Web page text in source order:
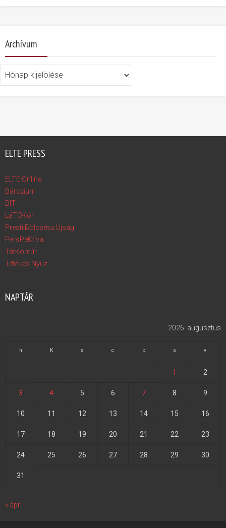
Archívum
Archívum
ELTE PRESS
ELTE Online
Bárczium
BIT
LáTÓKör
Presti Bölcsész Újság
PersPeKtíva
TátKontúr
Tétékás Nyúz
NAPTÁR
2026. augusztus
h K s c p s v
1 2
3 4 5 6 7 8 9
10 11 12 13 14 15 16
17 18 19 20 21 22 23
24 25 26 27 28 29 30
31
« ápr